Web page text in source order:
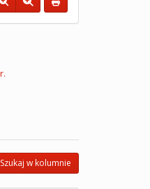
Szukaj w kolumnie